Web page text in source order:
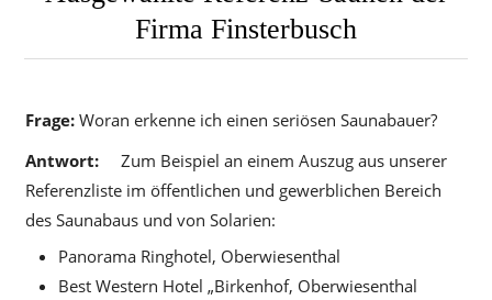
Firma Finsterbusch
Frage: Woran erkenne ich einen seriösen Saunabauer?
Antwort: Zum Beispiel an einem Auszug aus unserer
Referenzliste im öffentlichen und gewerblichen Bereich
des Saunabaus und von Solarien:
Panorama Ringhotel, Oberwiesenthal
Best Western Hotel „Birkenhof, Oberwiesenthal